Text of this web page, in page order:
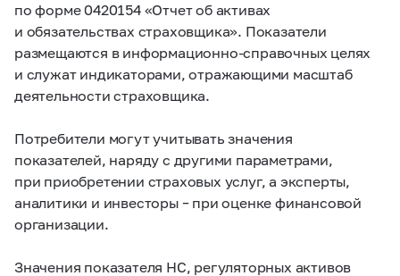
по форме 0420154 «Отчет об активах
и обязательствах страховщика». Показатели
размещаются в информационно-справочных целях
и служат индикаторами, отражающими масштаб
деятельности страховщика.
Потребители могут учитывать значения
показателей, наряду с другими параметрами,
при приобретении страховых услуг, а эксперты,
аналитики и инвесторы – при оценке финансовой
организации.
Значения показателя НС, регуляторных активов